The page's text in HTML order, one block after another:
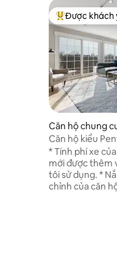
Được khách
Được khách
Căn hộ chung
Cincinnati
Căn hộ kiểu
thành phố
* Tính phí xe
mới được thêm
tôi sử dụng. *
chỉnh của căn